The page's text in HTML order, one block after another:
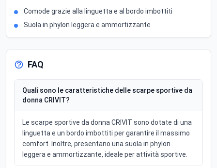
Comode grazie alla linguetta e al bordo imbottiti
Suola in phylon leggera e ammortizzante
FAQ
Quali sono le caratteristiche delle scarpe sportive da
donna CRIVIT?
Le scarpe sportive da donna CRIVIT sono dotate di una
linguetta e un bordo imbottiti per garantire il massimo
comfort. Inoltre, presentano una suola in phylon
leggera e ammortizzante, ideale per attività sportive.